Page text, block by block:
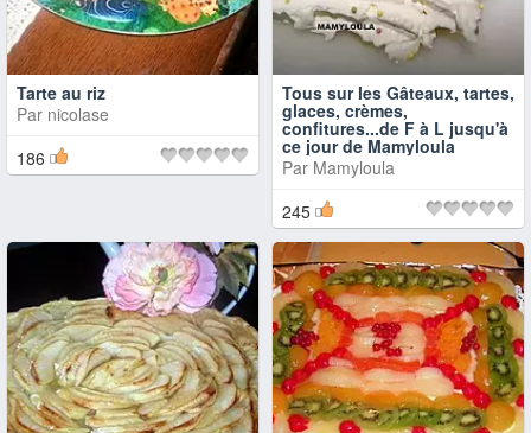
Tarte au riz
Par nicolase
186
Tous sur les Gâteaux, tartes,
glaces, crèmes,
confitures...de F à L jusqu'à
ce jour de Mamyloula
Par Mamyloula
245